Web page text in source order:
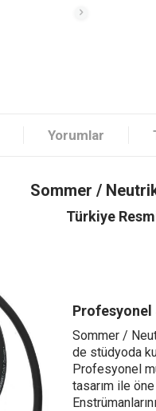
Yorumlar
Sommer /
Türkiye
Profesyonel
Sommer /
de stüdyoda
Profesyonel
tasarım ile